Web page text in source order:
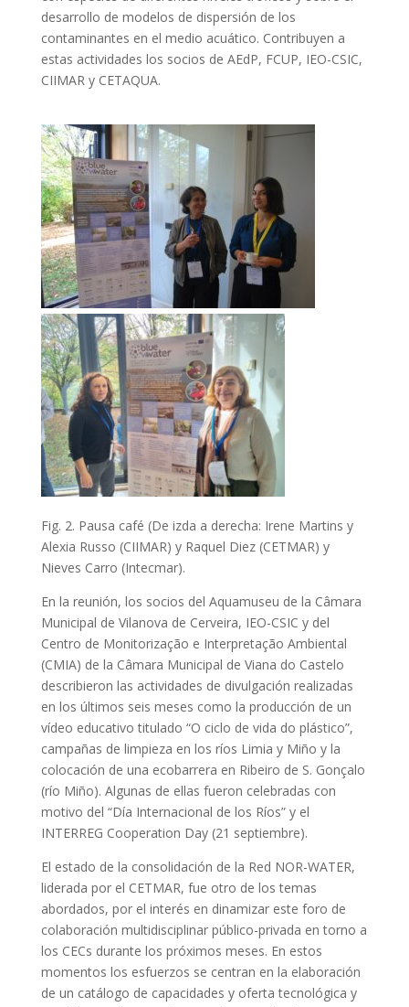
desarrollo de modelos de dispersión de los
contaminantes en el medio acuático. Contribuyen a
estas actividades los socios de AEdP, FCUP, IEO-CSIC,
CIIMAR y CETAQUA.
Fig. 2. Pausa café (De izda a derecha: Irene Martins y
Alexia Russo (CIIMAR) y Raquel Diez (CETMAR) y
Nieves Carro (Intecmar).
En la reunión, los socios del Aquamuseu de la Câmara
Municipal de Vilanova de Cerveira, IEO-CSIC y del
Centro de Monitorização e Interpretação Ambiental
(CMIA) de la Câmara Municipal de Viana do Castelo
describieron las actividades de divulgación realizadas
en los últimos seis meses como la producción de un
vídeo educativo titulado “O ciclo de vida do plástico”,
campañas de limpieza en los ríos Limia y Miño y la
colocación de una ecobarrera en Ribeiro de S. Gonçalo
(río Miño). Algunas de ellas fueron celebradas con
motivo del “Día Internacional de los Ríos” y el
INTERREG Cooperation Day (21 septiembre).
El estado de la consolidación de la Red NOR-WATER,
liderada por el CETMAR, fue otro de los temas
abordados, por el interés en dinamizar este foro de
colaboración multidisciplinar público-privada en torno a
los CECs durante los próximos meses. En estos
momentos los esfuerzos se centran en la elaboración
de un catálogo de capacidades y oferta tecnológica y